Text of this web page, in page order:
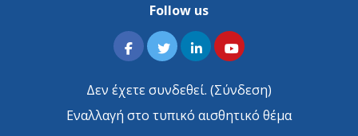
Follow us
Δεν έχετε συνδεθεί. (Σύνδεση)
Εναλλαγή στο τυπικό αισθητικό θέμα